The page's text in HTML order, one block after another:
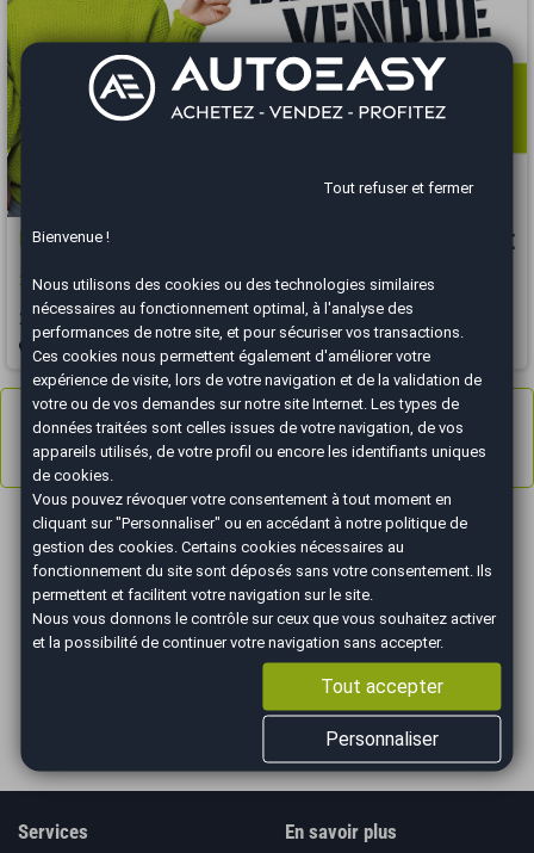
Mercedes Classe E Coupé 10 490 €
220 CDI 2.1 170 EXECUTIVE / GARANTIE 12 MOIS
2011 149486 km DIESEL Automatique
Niort - 79000
Annonces1 à 4sur 4
Résultats 1 - 4 sur 4.
ILS PARLENT DE NOUS
Services En savoir plus
Tout refuser et fermer
Bienvenue !
Nous utilisons des cookies ou des technologies similaires
nécessaires au fonctionnement optimal, à l'analyse des
performances de notre site, et pour sécuriser vos transactions.
Ces cookies nous permettent également d'améliorer votre
expérience de visite, lors de votre navigation et de la validation de
votre ou de vos demandes sur notre site Internet. Les types de
données traitées sont celles issues de votre navigation, de vos
appareils utilisés, de votre profil ou encore les identifiants uniques
de cookies.
Vous pouvez révoquer votre consentement à tout moment en
cliquant sur "Personnaliser" ou en accédant à notrepolitique de
gestion des cookies . Certains cookies nécessaires au
fonctionnement du site sont déposés sans votre consentement. Ils
permettent et facilitent votre navigation sur le site.
Nous vous donnons le contrôle sur ceux que vous souhaitez activer
et la possibilité de continuer votre navigation sans accepter.
Tout accepter
Personnaliser